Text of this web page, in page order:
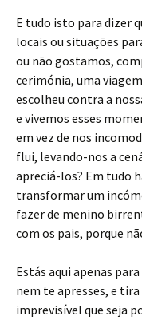
E tudo isto para dizer
locais ou situações
ou não gostamos,
cerimónia, uma
escolheu contra a
e vivemos esses
em vez de nos
flui, levando-nos a
apreciá-los? Em tudo
transformar um
fazer de menino
com os pais, porque
Estás aqui apenas
nem te apresses, e
imprevisível que seja